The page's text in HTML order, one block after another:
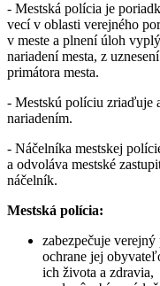
- Mestská polícia je
vecí v oblasti verejného
v meste a plnení úloh
nariadení mesta, z
primátora mesta.
- Mestskú políciu zriaďuje
nariadením.
- Náčelníka mestskej
a odvoláva mestské
náčelník.
Mestská polícia:
zabezpečuje
ochrane jej
ich života a zdravia,